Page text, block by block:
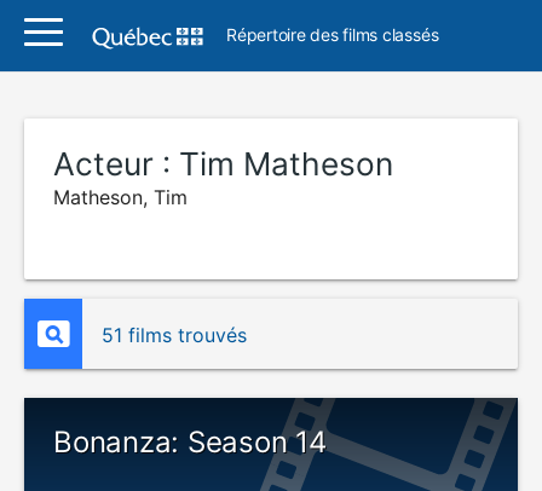
Répertoire des films classés
Acteur : Tim Matheson
Matheson, Tim
51 films trouvés
Bonanza: Season 14